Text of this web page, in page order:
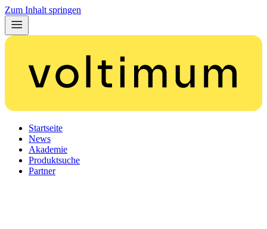
Zum Inhalt springen
Startseite
News
Akademie
Produktsuche
Partner